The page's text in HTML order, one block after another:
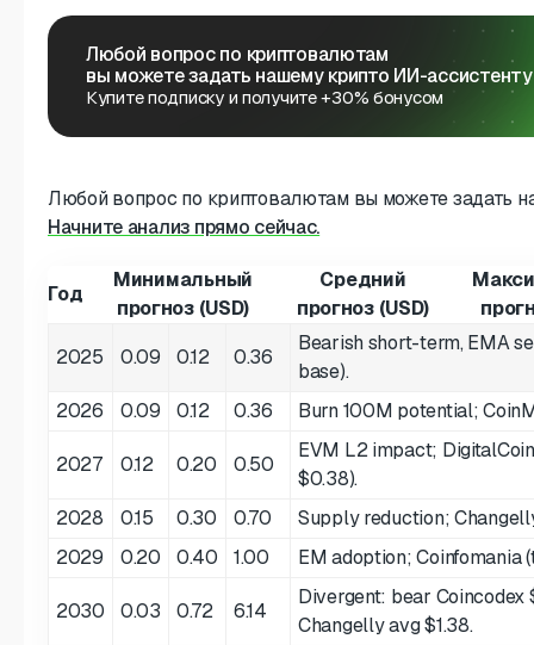
Любой вопрос по криптовалютам
вы можете задать нашему крипто ИИ-
Купите подписку и получите +30% бонусом
Любой вопрос по криптовалютам вы можете задать
Начните анализ прямо сейчас.
Год
Минимальный
прогноз (USD)
Средний
прогноз (USD)
2025
0.09 0.12 0.36
Bearish short-term, EMA
base).
2026
0.09 0.12 0.36 Burn 100M potential;
2027 0.12 0.20 0.50
EVM L2 impact;
$0.38).
2028
0.15 0.30 0.70
Supply reduction;
2029
0.20 0.40 1.00 EM adoption; Coinfomania
2030 0.03 0.72 6.14
Divergent: bear
Changelly avg $1.38.